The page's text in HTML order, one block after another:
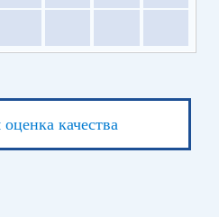
качества